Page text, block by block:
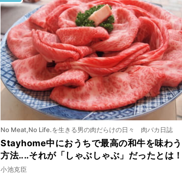
No Meat,No Life.を生きる男の肉だらけの日々 肉バカ日誌
Stayhome中におうちで最高の和牛を味わう
方法‥‥それが「しゃぶしゃぶ」だったとは！
小池克臣